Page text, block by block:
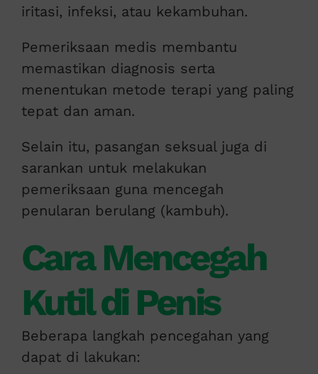
iritasi, infeksi, atau kekambuhan.
Pemeriksaan medis membantu
memastikan diagnosis serta
menentukan metode terapi yang paling
tepat dan aman.
Selain itu, pasangan seksual juga di
sarankan untuk melakukan
pemeriksaan guna mencegah
penularan berulang (kambuh).
Cara Mencegah
Kutil di Penis
Beberapa langkah pencegahan yang
dapat di lakukan: